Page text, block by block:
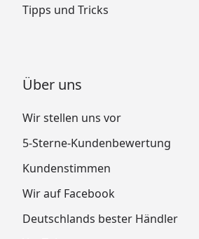
Tipps und Tricks
Über uns
Wir stellen uns vor
5-Sterne-Kundenbewertung
Kundenstimmen
Wir auf Facebook
Deutschlands bester Händler